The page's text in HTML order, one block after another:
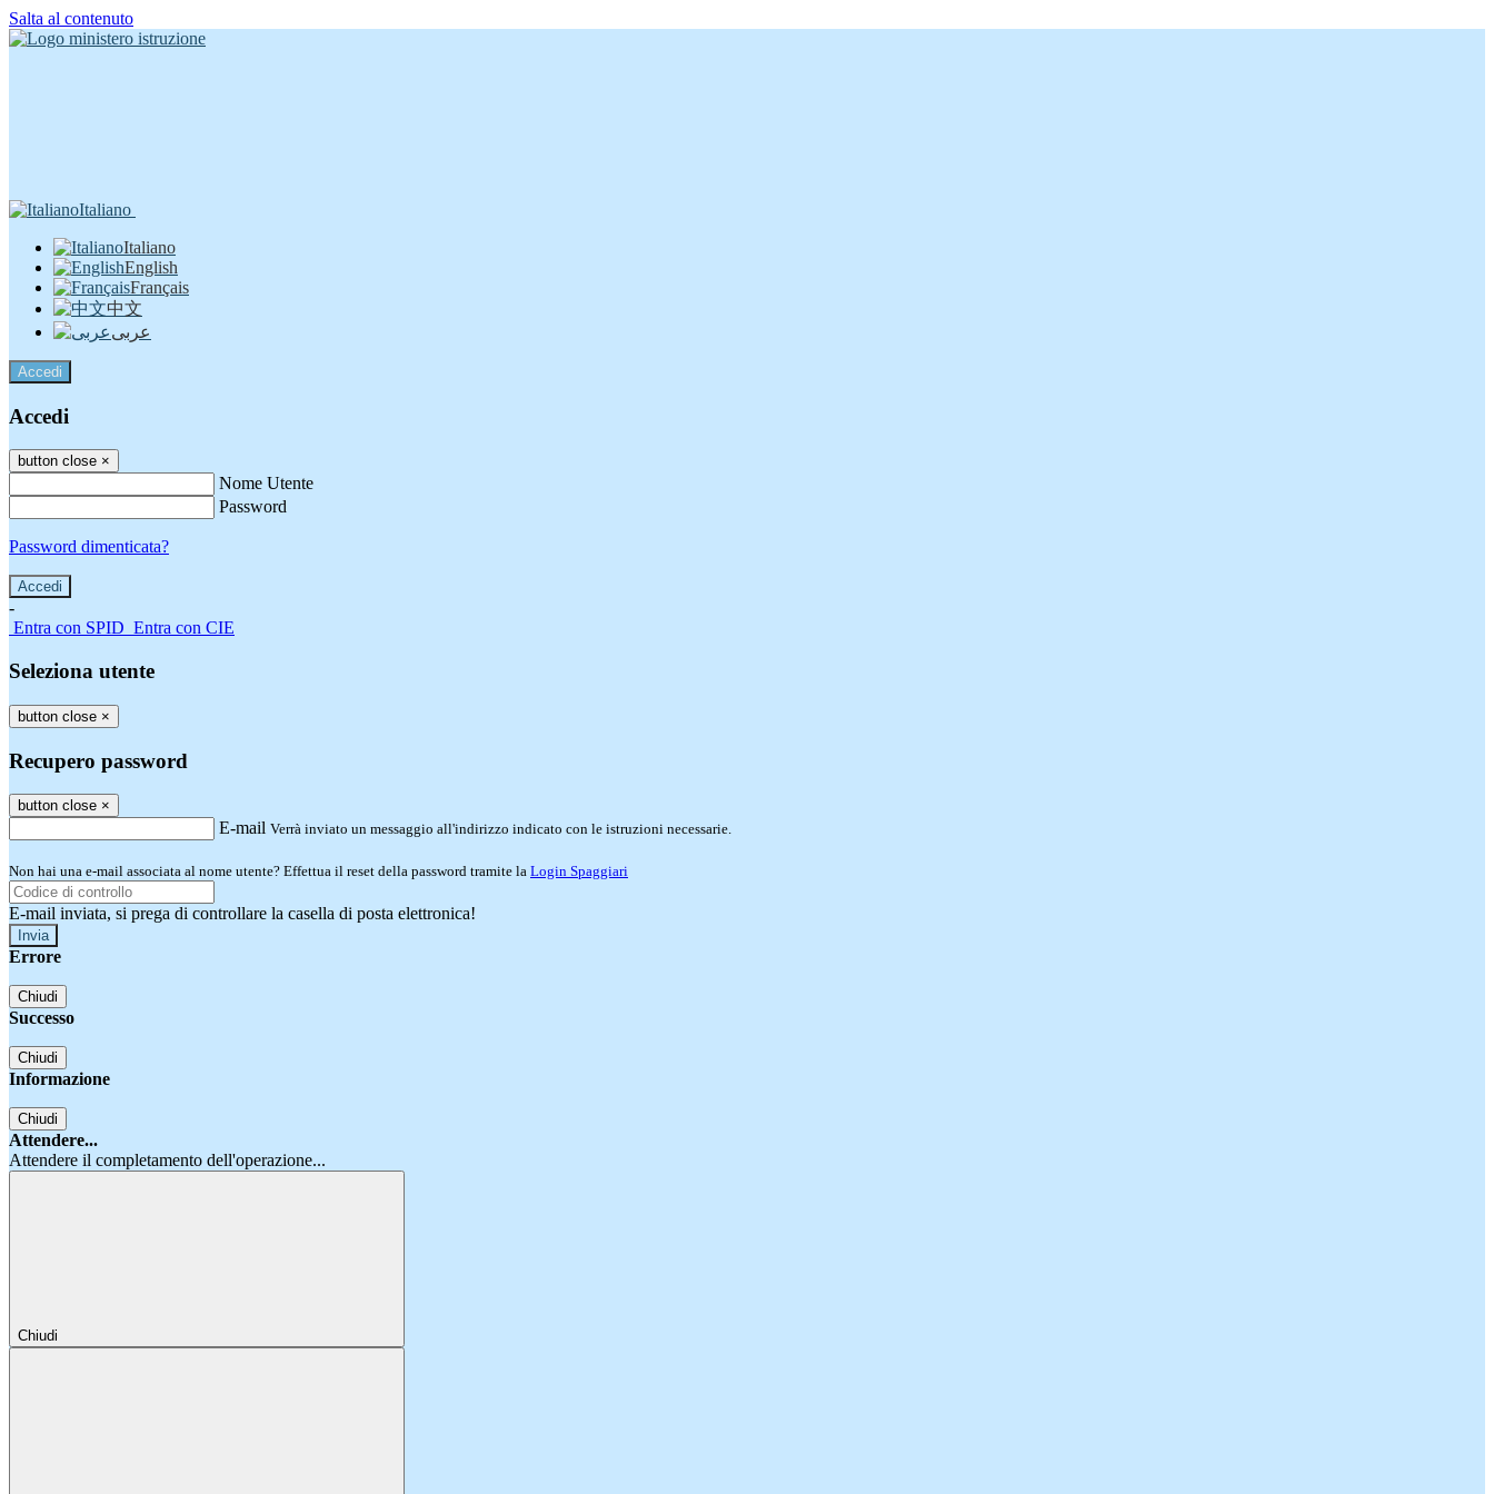
Salta al contenuto
Italiano
Italiano
English
Français
中文
عربى
Accedi
Accedi
button close ×
Nome Utente
Password
Password dimenticata?
-
Entra con SPID Entra con CIE
Seleziona utente
button close ×
Recupero password
button close ×
E-mail Verrà inviato un messaggio all'indirizzo indicato con le istruzioni necessarie.
Non hai una e-mail associata al nome utente? Effettua il reset della password tramite la Login Spaggiari
E-mail inviata, si prega di controllare la casella di posta elettronica!
Errore
Chiudi
Successo
Chiudi
Informazione
Chiudi
Attendere...
Attendere il completamento dell'operazione...
Chiudi